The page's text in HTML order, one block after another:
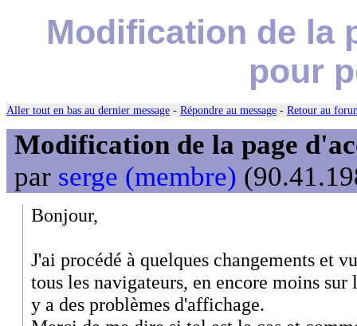
Modification de la
pour
Aller tout en bas au dernier message - Répondre au message - Retour au
Modification de la page
par serge (membre)
Bonjour,
J'ai procédé à quelques changements et
tous les navigateurs, en encore moins
y a des problèmes d'affichage.